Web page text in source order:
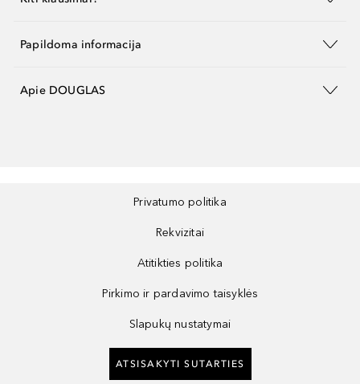
Papildoma informacija
Apie DOUGLAS
Privatumo politika
Rekvizitai
Atitikties politika
Pirkimo ir pardavimo taisyklės
Slapukų nustatymai
ATSISAKYTI SUTARTIES